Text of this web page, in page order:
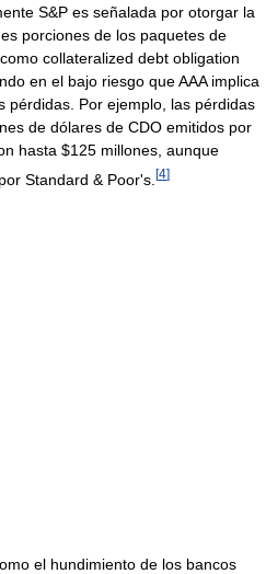
S&P es señalada por otorgar la
porciones de los paquetes de
collateralized debt obligation
en el bajo riesgo que AAA implica
pérdidas. Por ejemplo, las pérdidas
de dólares de CDO emitidos por
hasta $125 millones, aunque
Standard & Poor's. [4]
el hundimiento de los bancos